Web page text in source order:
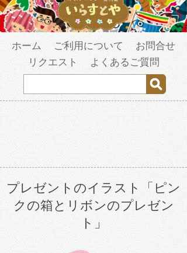
ホーム ご利用について
お問合せ
リクエスト
よくあるご質問
プレゼントのイラスト「ピン
クの箱とリボンのプレゼン
ト」